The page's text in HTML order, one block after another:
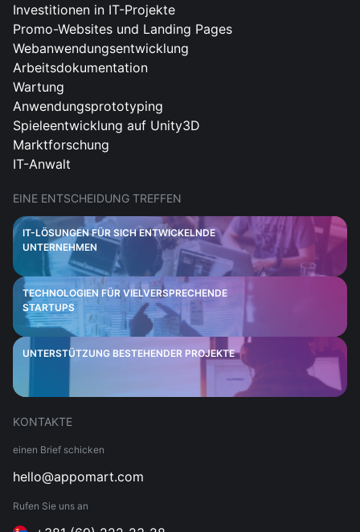
Investitionen in IT-Projekte
Promo-Websites und Landing Pages
Webanwendungsentwicklung
Arbeitsdokumentation
Wartung
Anwendungsprototyping
Spieleentwicklung auf Unity3D
Marktforschung
IT-Anwalt
EINE ENTSCHEIDUNG TREFFEN
IT-LÖSUNGEN FÜR SICH ENTWICKELNDE
UNTERNEHMEN
TECHNOLOGIEN FÜR VIELVERSPRECHENDE
STARTUPS
UNTERSTÜTZUNG BESTEHENDER PROJEKTE
KONTAKTE
einen Brief schicken
hello@appomart.com
Rufen Sie uns an